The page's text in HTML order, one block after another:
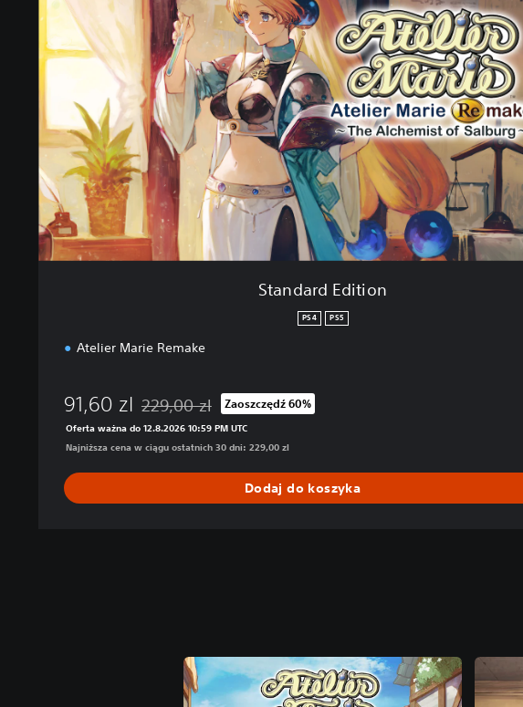
a
r
d
i
i
o
n
Standard Edition
PS4 PS5
Atelier Marie Remake
91,60 zl Zastosowano zniżkę z oryginalnej ceny wynoszącej 229,00 zl
229,00 zl Zaoszczędź 60%
Oferta ważna do 12.8.2026 10:59 PM UTC
Najniższa cena w ciągu ostatnich 30 dni: 229,00 zl
Dodaj do koszyka